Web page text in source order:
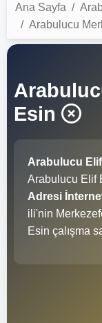
Ana Sayfa
Arabulucu
Esin
Arabulucu
Arabulucu Elif
Adresi
ili'nin
Esin çalışma